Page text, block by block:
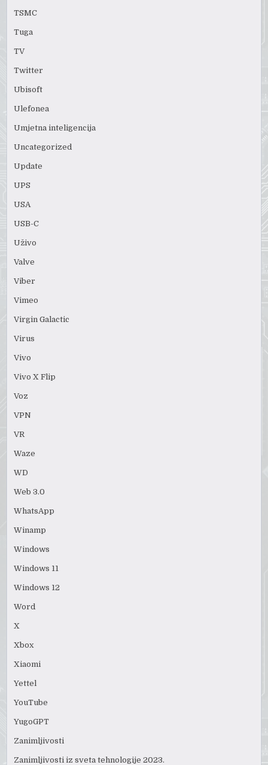
TSMC
Tuga
TV
Twitter
Ubisoft
Ulefonea
Umjetna inteligencija
Uncategorized
Update
UPS
USA
USB-C
Uživo
Valve
Viber
Vimeo
Virgin Galactic
Virus
Vivo
Vivo X Flip
Voz
VPN
VR
Waze
WD
Web 3.0
WhatsApp
Winamp
Windows
Windows 11
Windows 12
Word
X
Xbox
Xiaomi
Yettel
YouTube
YugoGPT
Zanimljivosti
Zanimljivosti iz sveta tehnologije 2023.